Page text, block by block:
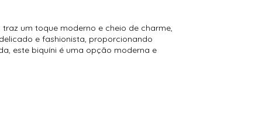
um toque moderno e cheio de charme,
e fashionista, proporcionando
este biquíni é uma opção moderna e